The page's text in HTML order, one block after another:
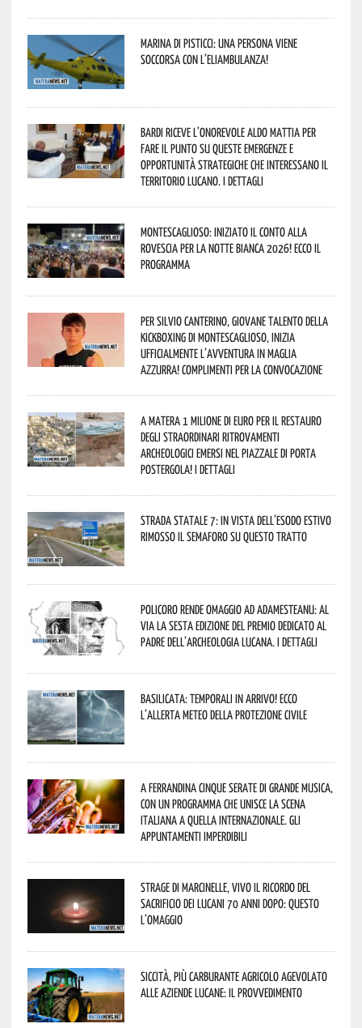
Marina di Pisticci: una persona viene
soccorsa con l’eliambulanza!
Bardi riceve l’onorevole Aldo Mattia per
fare il punto su queste emergenze e
opportunità strategiche che interessano il
territorio lucano. I dettagli
Montescaglioso: iniziato il conto alla
rovescia per la Notte Bianca 2026! Ecco il
programma
Per Silvio Canterino, giovane talento della
kickboxing di Montescaglioso, inizia
ufficialmente l’avventura in maglia
azzurra! Complimenti per la convocazione
A Matera 1 milione di euro per il restauro
degli straordinari ritrovamenti
archeologici emersi nel piazzale di Porta
Postergola! I dettagli
Strada statale 7: in vista dell’esodo estivo
rimosso il semaforo su questo tratto
Policoro rende omaggio ad Adamesteanu: al
via la sesta edizione del Premio dedicato al
padre dell’archeologia lucana. I dettagli
Basilicata: temporali in arrivo! Ecco
l’allerta meteo della Protezione civile
A Ferrandina cinque serate di grande musica,
con un programma che unisce la scena
italiana a quella internazionale. Gli
appuntamenti imperdibili
Strage di Marcinelle, vivo il ricordo del
sacrificio dei lucani 70 anni dopo: questo
l’omaggio
Siccità, più carburante agricolo agevolato
alle aziende lucane: il provvedimento